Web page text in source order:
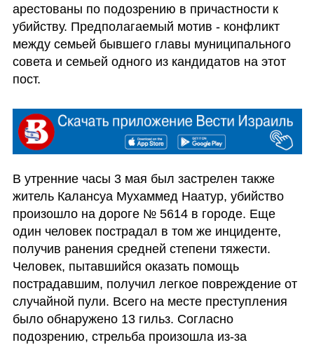
арестованы по подозрению в причастности к
убийству. Предполагаемый мотив - конфликт
между семьей бывшего главы муниципального
совета и семьей одного из кандидатов на этот
пост.
В утренние часы 3 мая был застрелен также
житель Калансуа Мухаммед Наатур, убийство
произошло на дороге № 5614 в городе. Еще
один человек пострадал в том же инциденте,
получив ранения средней степени тяжести.
Человек, пытавшийся оказать помощь
пострадавшим, получил легкое повреждение от
случайной пули. Всего на месте преступления
было обнаружено 13 гильз. Согласно
подозрению, стрельба произошла из-за